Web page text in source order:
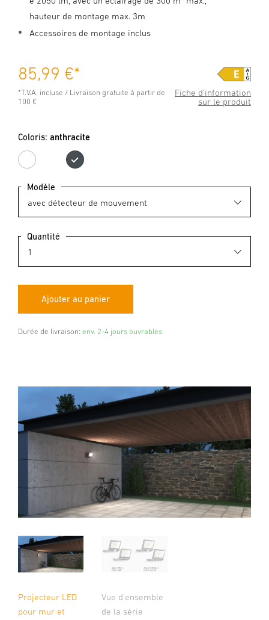
hauteur de montage max. 3m
Accessoires de montage inclus
Fiche d’information
sur le produit
85,99 €*
*T.V.A. incluse / Livraison gratuite à partir de
100 €
Coloris: anthracite
blanc anthracite
Modèle
Quantité
Durée de livraison: env. 2-4 jours ouvrables
Projecteur LED
pour mur et
Vue d’ensemble
de la série